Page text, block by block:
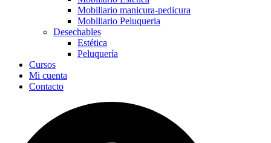
Mobiliario manicura-pedicura
Mobiliario Peluqueria
Desechables
Estética
Peluquería
Cursos
Mi cuenta
Contacto